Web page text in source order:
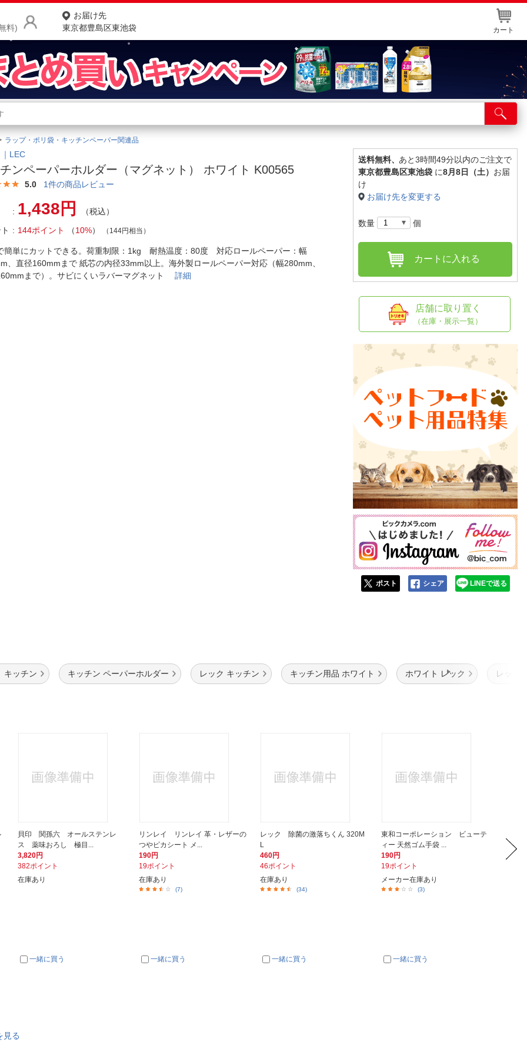
料)
お届け先
東京都豊島区東池袋
カート
商品をさがす
ランキングからさがす
お客様サポート
ご利用ガイド
よくある質問・お問合せ
店舗サービス
ネット取り置き
店舗情報・店舗一覧
法人窓口
ラップ・ポリ袋・キッチンペーパー関連品
LEC
ンペーパーホルダー（マグネット） ホワイト K00565
5.0 1件の商品レビュー
1,438円
（税込）
144ポイント （10%） （144円相当）
簡単にカットできる。荷重制限：1kg 耐熱温度：80度 対応ロールペーパー：幅
、直径160mmまで 紙芯の内径33mm以上。海外製ロールペーパー対応（幅280mm、
まで）。サビにくいラバーマグネット詳細
送料無料、 あと3時間49分以内のご注文で
東京都豊島区東池袋 に8月8日（土） お届
け
お届け先を変更する
数量 個
カートに入れる
店舗に取り置く
（在庫・展示一覧）
ポスト シェア LINEで送る
キッチン キッチン ペーパーホルダー レック キッチン キッチン用品 ホワイト ホワイト レック レック
貝印 関孫六 オールステンレ
ス 薬味おろし 極目...
3,820円
382ポイント
在庫あり
一緒に買う
リンレイ リンレイ 革・レザーの
つやピカシート メ...
190円
19ポイント
在庫あり
(7)
一緒に買う
レック 除菌の激落ちくん 320M
L
460円
46ポイント
在庫あり
(34)
一緒に買う
東和コーポレーション ビューテ
ィー 天然ゴム手袋 ...
190円
19ポイント
メーカー在庫あり
(3)
一緒に買う
リ袋
515円
見る